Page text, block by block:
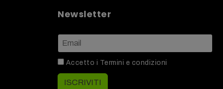
Newsletter
Accetto i Termini e condizioni
ISCRIVITI